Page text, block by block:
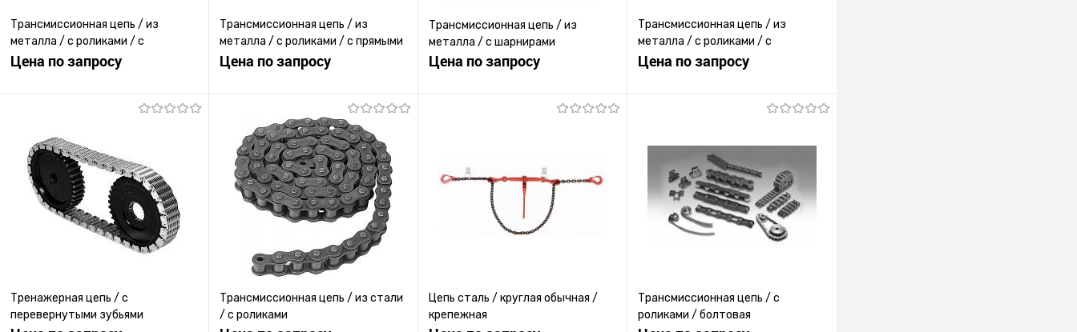
Трансмиссионная цепь / из
металла / с роликами / с
креплениями
Цена по запросу
Запросить цену
Купить в 1 клик
К сравнению
В избранное
Под заказ
Трансмиссионная цепь / из
металла / с роликами / с прямыми
пластинами
Цена по запросу
Запросить цену
Купить в 1 клик
К сравнению
В избранное
Под заказ
Трансмиссионная цепь / из
металла / с шарнирами
Цена по запросу
Запросить цену
В избранное
Под заказ
Трансмиссионная цепь / из
металла / с роликами / с
креплениями
Цена по запросу
Запросить цену
Купить в 1 клик
В избранное
Под заказ
Тренажерная цепь / с
перевернутыми зубьями
Трансмиссионная цепь / из стали
/ с роликами
Цепь сталь / круглая обычная /
крепежная
Трансмиссионная цепь / с
роликами / болтовая